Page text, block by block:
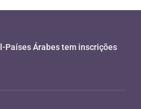
Países Árabes tem inscrições